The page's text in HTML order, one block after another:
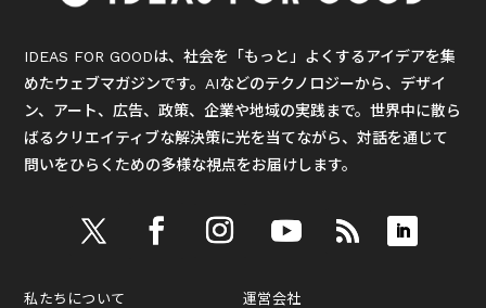
IDEAS FOR GOODは、社会を「もっと」よくするアイデアを集
めたウェブマガジンです。AIなどのテクノロジーから、デザイ
ン、アート、広告、政策、企業や地域の実践まで。世界中に散ら
ばるクリエイティブな解決策に光を当てながら、対話を通じて
問いをひらくための多様な視点をお届けします。
私たちについて 運営会社